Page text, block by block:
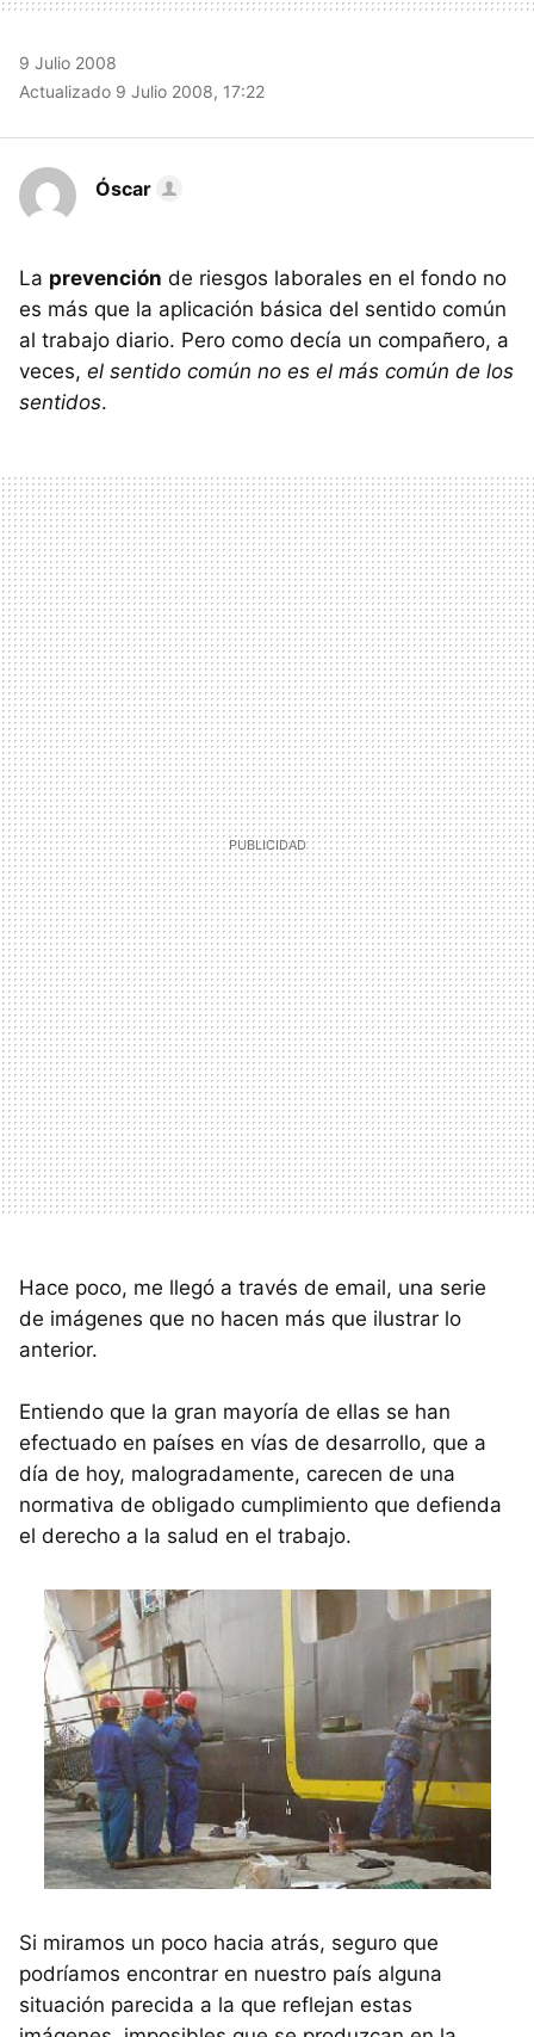
9 Julio 2008
Actualizado 9 Julio 2008, 17:22
Óscar
La prevención de riesgos laborales en el fondo no
es más que la aplicación básica del sentido común
al trabajo diario. Pero como decía un compañero, a
veces, el sentido común no es el más común de los
sentidos.
Hace poco, me llegó a través de email, una serie
de imágenes que no hacen más que ilustrar lo
anterior.
Entiendo que la gran mayoría de ellas se han
efectuado en países en vías de desarrollo, que a
día de hoy, malogradamente, carecen de una
normativa de obligado cumplimiento que defienda
el derecho a la salud en el trabajo.
Si miramos un poco hacia atrás, seguro que
podríamos encontrar en nuestro país alguna
situación parecida a la que reflejan estas